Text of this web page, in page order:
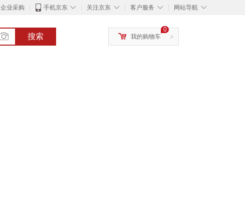
企业采购 ◇
手机京东 ◇
关注京东 ◇
客户服务 ◇
网站导航
搜索 >
0
我的购物车